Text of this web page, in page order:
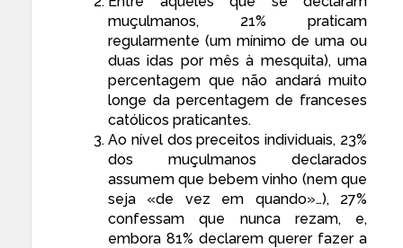
muçulmanos, 21% praticam
regularmente (um mínimo de uma ou
duas idas por mês à mesquita), uma
percentagem que não andará muito
longe da percentagem de franceses
católicos praticantes.
Ao nível dos preceitos individuais, 23%
dos muçulmanos declarados
assumem que bebem vinho (nem que
seja «de vez em quando»…), 27%
confessam que nunca rezam, e,
embora 81% declarem querer fazer a